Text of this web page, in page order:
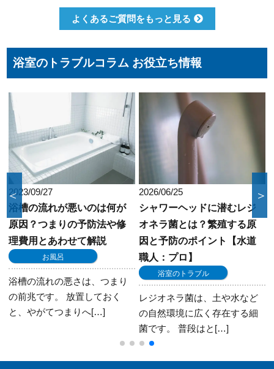
せんので、安心してまずはご相談ください。
クレジットカードのご利用は、VISA、
Master、JCBカードからお選びいただけま
コンビニ決済、QR決済など、お客さまのご都
よくあるご質問をもっと見る
浴室のトラブルコラム お役立ち情報
2023/09/27
浴槽の流れが悪いのは何が
原因？つまりの予防法や修
理費用とあわせて解説
お風呂
浴槽の流れの悪さは、つまり
の前兆です。 放置しておく
と、やがてつまりへ[…]
2026/06/25
シャワーヘッドに潜むレジ
オネラ菌とは？繁殖する原
因と予防のポイント【水道
職人：プロ】
浴室のトラブル
レジオネラ菌は、土や水など
の自然環境に広く存在する細
菌です。 普段はと[…]
＜ ＞